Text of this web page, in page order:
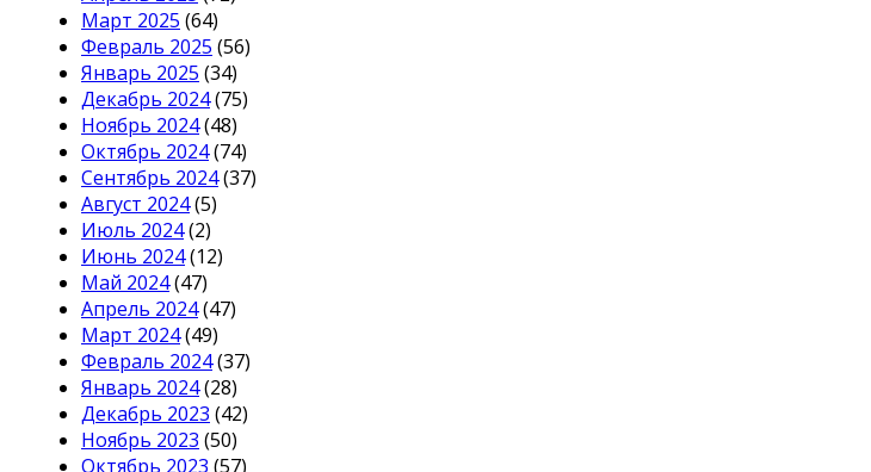
Март 2025 (64)
Февраль 2025 (56)
Январь 2025 (34)
Декабрь 2024(75)
Ноябрь 2024(48)
Октябрь 2024(74)
Сентябрь 2024(37)
Август 2024(5)
Июль 2024(2)
Июнь 2024(12)
Май 2024(47)
Апрель 2024(47)
Март 2024(49)
Февраль 2024(37)
Январь 2024(28)
Декабрь 2023 (42)
Ноябрь 2023 (50)
Октябрь 2023 (57)